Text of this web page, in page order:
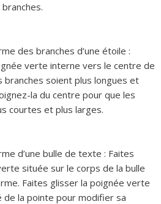
des branches d’une étoile :
verte interne vers le centre de
branches soient plus longues et
la du centre pour que les
courtes et plus larges.
d’une bulle de texte : Faites
située sur le corps de la bulle
Faites glisser la poignée verte
de la pointe pour modifier sa